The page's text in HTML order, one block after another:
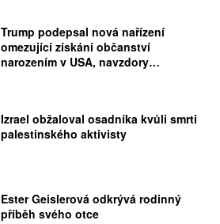
Trump podepsal nová nařízení
omezující získání občanství
narozením v USA, navzdory
Izrael obžaloval osadníka kvůli smrti
palestinského aktivisty
Ester Geislerová odkrývá rodinný
příběh svého otce